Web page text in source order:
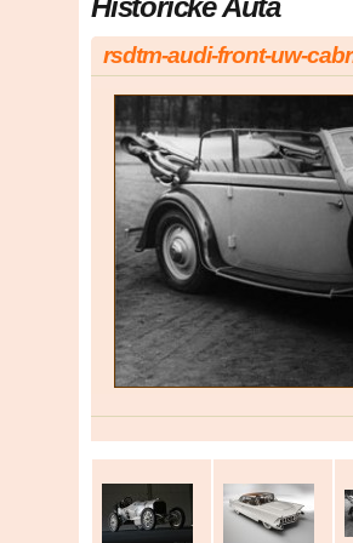
Historicke Auta
rsdtm-audi-front-uw-